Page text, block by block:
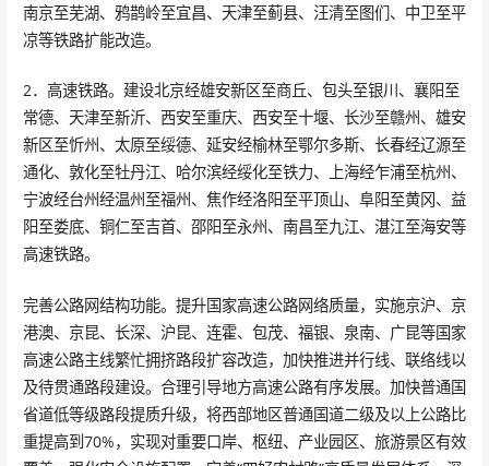
南京至芜湖、鸦鹊岭至宜昌、天津至蓟县、汪清至图们、中卫至平
凉等铁路扩能改造。
2．高速铁路。建设北京经雄安新区至商丘、包头至银川、襄阳至
常德、天津至新沂、西安至重庆、西安至十堰、长沙至赣州、雄安
新区至忻州、太原至绥德、延安经榆林至鄂尔多斯、长春经辽源至
通化、敦化至牡丹江、哈尔滨经绥化至铁力、上海经乍浦至杭州、
宁波经台州经温州至福州、焦作经洛阳至平顶山、阜阳至黄冈、益
阳至娄底、铜仁至吉首、邵阳至永州、南昌至九江、湛江至海安等
高速铁路。
完善公路网结构功能。提升国家高速公路网络质量，实施京沪、京
港澳、京昆、长深、沪昆、连霍、包茂、福银、泉南、广昆等国家
高速公路主线繁忙拥挤路段扩容改造，加快推进并行线、联络线以
及待贯通路段建设。合理引导地方高速公路有序发展。加快普通国
省道低等级路段提质升级，将西部地区普通国道二级及以上公路比
重提高到70%，实现对重要口岸、枢纽、产业园区、旅游景区有效